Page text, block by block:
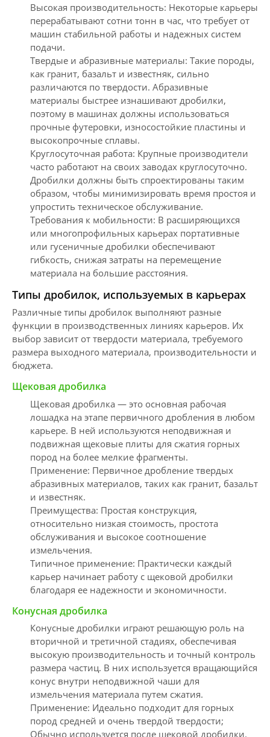
Высокая производительность: Некоторые карьеры
перерабатывают сотни тонн в час, что требует от
машин стабильной работы и надежных систем
подачи.
Твердые и абразивные материалы: Такие породы,
как гранит, базальт и известняк, сильно
различаются по твердости. Абразивные
материалы быстрее изнашивают дробилки,
поэтому в машинах должны использоваться
прочные футеровки, износостойкие пластины и
высокопрочные сплавы.
Круглосуточная работа: Крупные производители
часто работают на своих заводах круглосуточно.
Дробилки должны быть спроектированы таким
образом, чтобы минимизировать время простоя и
упростить техническое обслуживание.
Требования к мобильности: В расширяющихся
или многопрофильных карьерах портативные
или гусеничные дробилки обеспечивают
гибкость, снижая затраты на перемещение
материала на большие расстояния.
Типы дробилок, используемых в карьерах
Различные типы дробилок выполняют разные
функции в производственных линиях карьеров. Их
выбор зависит от твердости материала, требуемого
размера выходного материала, производительности и
бюджета.
Щековая дробилка
Щековая дробилка — это основная рабочая
лошадка на этапе первичного дробления в любом
карьере. В ней используются неподвижная и
подвижная щековые плиты для сжатия горных
пород на более мелкие фрагменты.
Применение: Первичное дробление твердых
абразивных материалов, таких как гранит, базальт
и известняк.
Преимущества: Простая конструкция,
относительно низкая стоимость, простота
обслуживания и высокое соотношение
измельчения.
Типичное применение: Практически каждый
карьер начинает работу с щековой дробилки
благодаря ее надежности и экономичности.
Конусная дробилка
Конусные дробилки играют решающую роль на
вторичной и третичной стадиях, обеспечивая
высокую производительность и точный контроль
размера частиц. В них используется вращающийся
конус внутри неподвижной чаши для
измельчения материала путем сжатия.
Применение: Идеально подходит для горных
пород средней и очень твердой твердости;
Обычно используется после щековой дробилки.